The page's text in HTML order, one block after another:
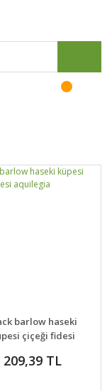
VER
barlow haseki
çiçeği fidesi
209,39 TL